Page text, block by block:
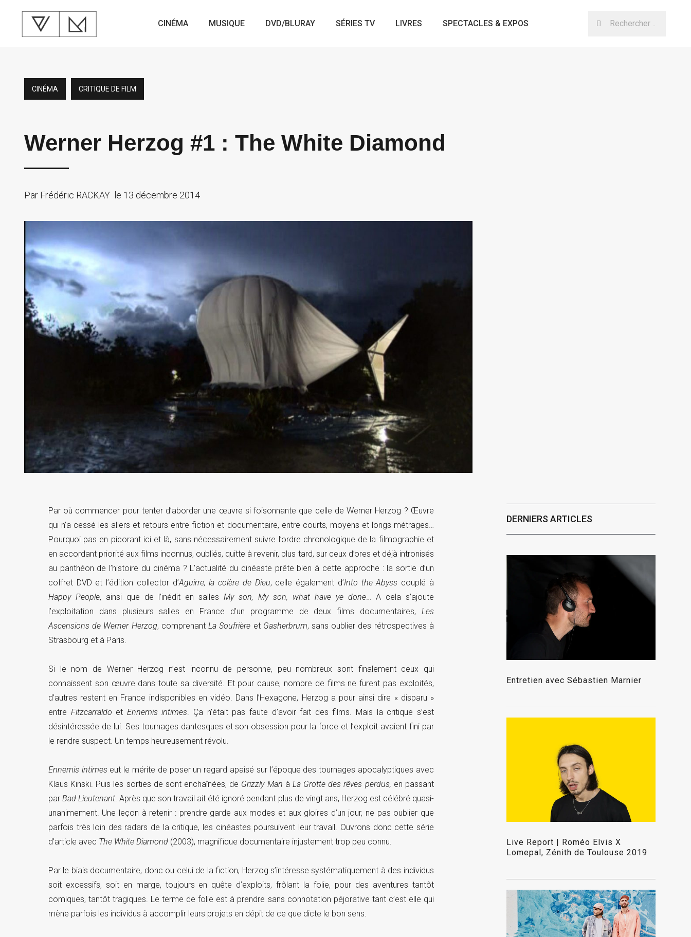
CINÉMA MUSIQUE DVD/BLURAY SÉRIES TV LIVRES SPECTACLES & EXPOS
CINÉMA CRITIQUE DE FILM
Werner Herzog #1 : The White Diamond
Par Frédéric RACKAY le 13 décembre 2014
Par où commencer pour tenter d’aborder une œuvre si foisonnante que celle de Werner Herzog ? Œuvre
qui n’a cessé les allers et retours entre fiction et documentaire, entre courts, moyens et longs métrages…
Pourquoi pas en picorant ici et là, sans nécessairement suivre l’ordre chronologique de la filmographie et
en accordant priorité aux films inconnus, oubliés, quitte à revenir, plus tard, sur ceux d’ores et déjà intronisés
au panthéon de l’histoire du cinéma ? L’actualité du cinéaste prête bien à cette approche : la sortie d’un
coffret DVD et l’édition collector d’Aguirre, la colère de Dieu, celle également d’Into the Abyss couplé à
Happy People, ainsi que de l’inédit en salles My son, My son, what have ye done… A cela s’ajoute
l’exploitation dans plusieurs salles en France d’un programme de deux films documentaires, Les
Ascensions de Werner Herzog, comprenantLa Soufrière et Gasherbrum, sans oublier des rétrospectives à
Strasbourg et à Paris.
Si le nom de Werner Herzog n’est inconnu de personne, peu nombreux sont finalement ceux qui
connaissent son œuvre dans toute sa diversité. Et pour cause, nombre de films ne furent pas exploités,
d’autres restent en France indisponibles en vidéo. Dans l’Hexagone, Herzog a pour ainsi dire « disparu »
entre Fitzcarraldo et Ennemis intimes. Ça n’était pas faute d’avoir fait des films. Mais la critique s’est
désintéressée de lui. Ses tournages dantesques et son obsession pour la force et l’exploit avaient fini par
le rendre suspect. Un temps heureusement révolu.
Ennemis intimes eut le mérite de poser un regard apaisé sur l’époque des tournages apocalyptiques avec
Klaus Kinski. Puis les sorties de sont enchaînées, de Grizzly Man à La Grotte des rêves perdus, en passant
par Bad Lieutenant. Après que son travail ait été ignoré pendant plus de vingt ans, Herzog est célébré quasi-
unanimement. Une leçon à retenir : prendre garde aux modes et aux gloires d’un jour, ne pas oublier que
parfois très loin des radars de la critique, les cinéastes poursuivent leur travail. Ouvrons donc cette série
d’article avec The White Diamond(2003), magnifique documentaire injustement trop peu connu.
Par le biais documentaire, donc ou celui de la fiction, Herzog s’intéresse systématiquement à des individus
soit excessifs, soit en marge, toujours en quête d’exploits, frôlant la folie, pour des aventures tantôt
comiques, tantôt tragiques. Le terme de folie est à prendre sans connotation péjorative tant c’est elle qui
mène parfois les individus à accomplir leurs projets en dépit de ce que dicte le bon sens.
DERNIERS ARTICLES
Entretien avec Sébastien Marnier
Live Report | Roméo Elvis X
Lomepal, Zénith de Toulouse 2019